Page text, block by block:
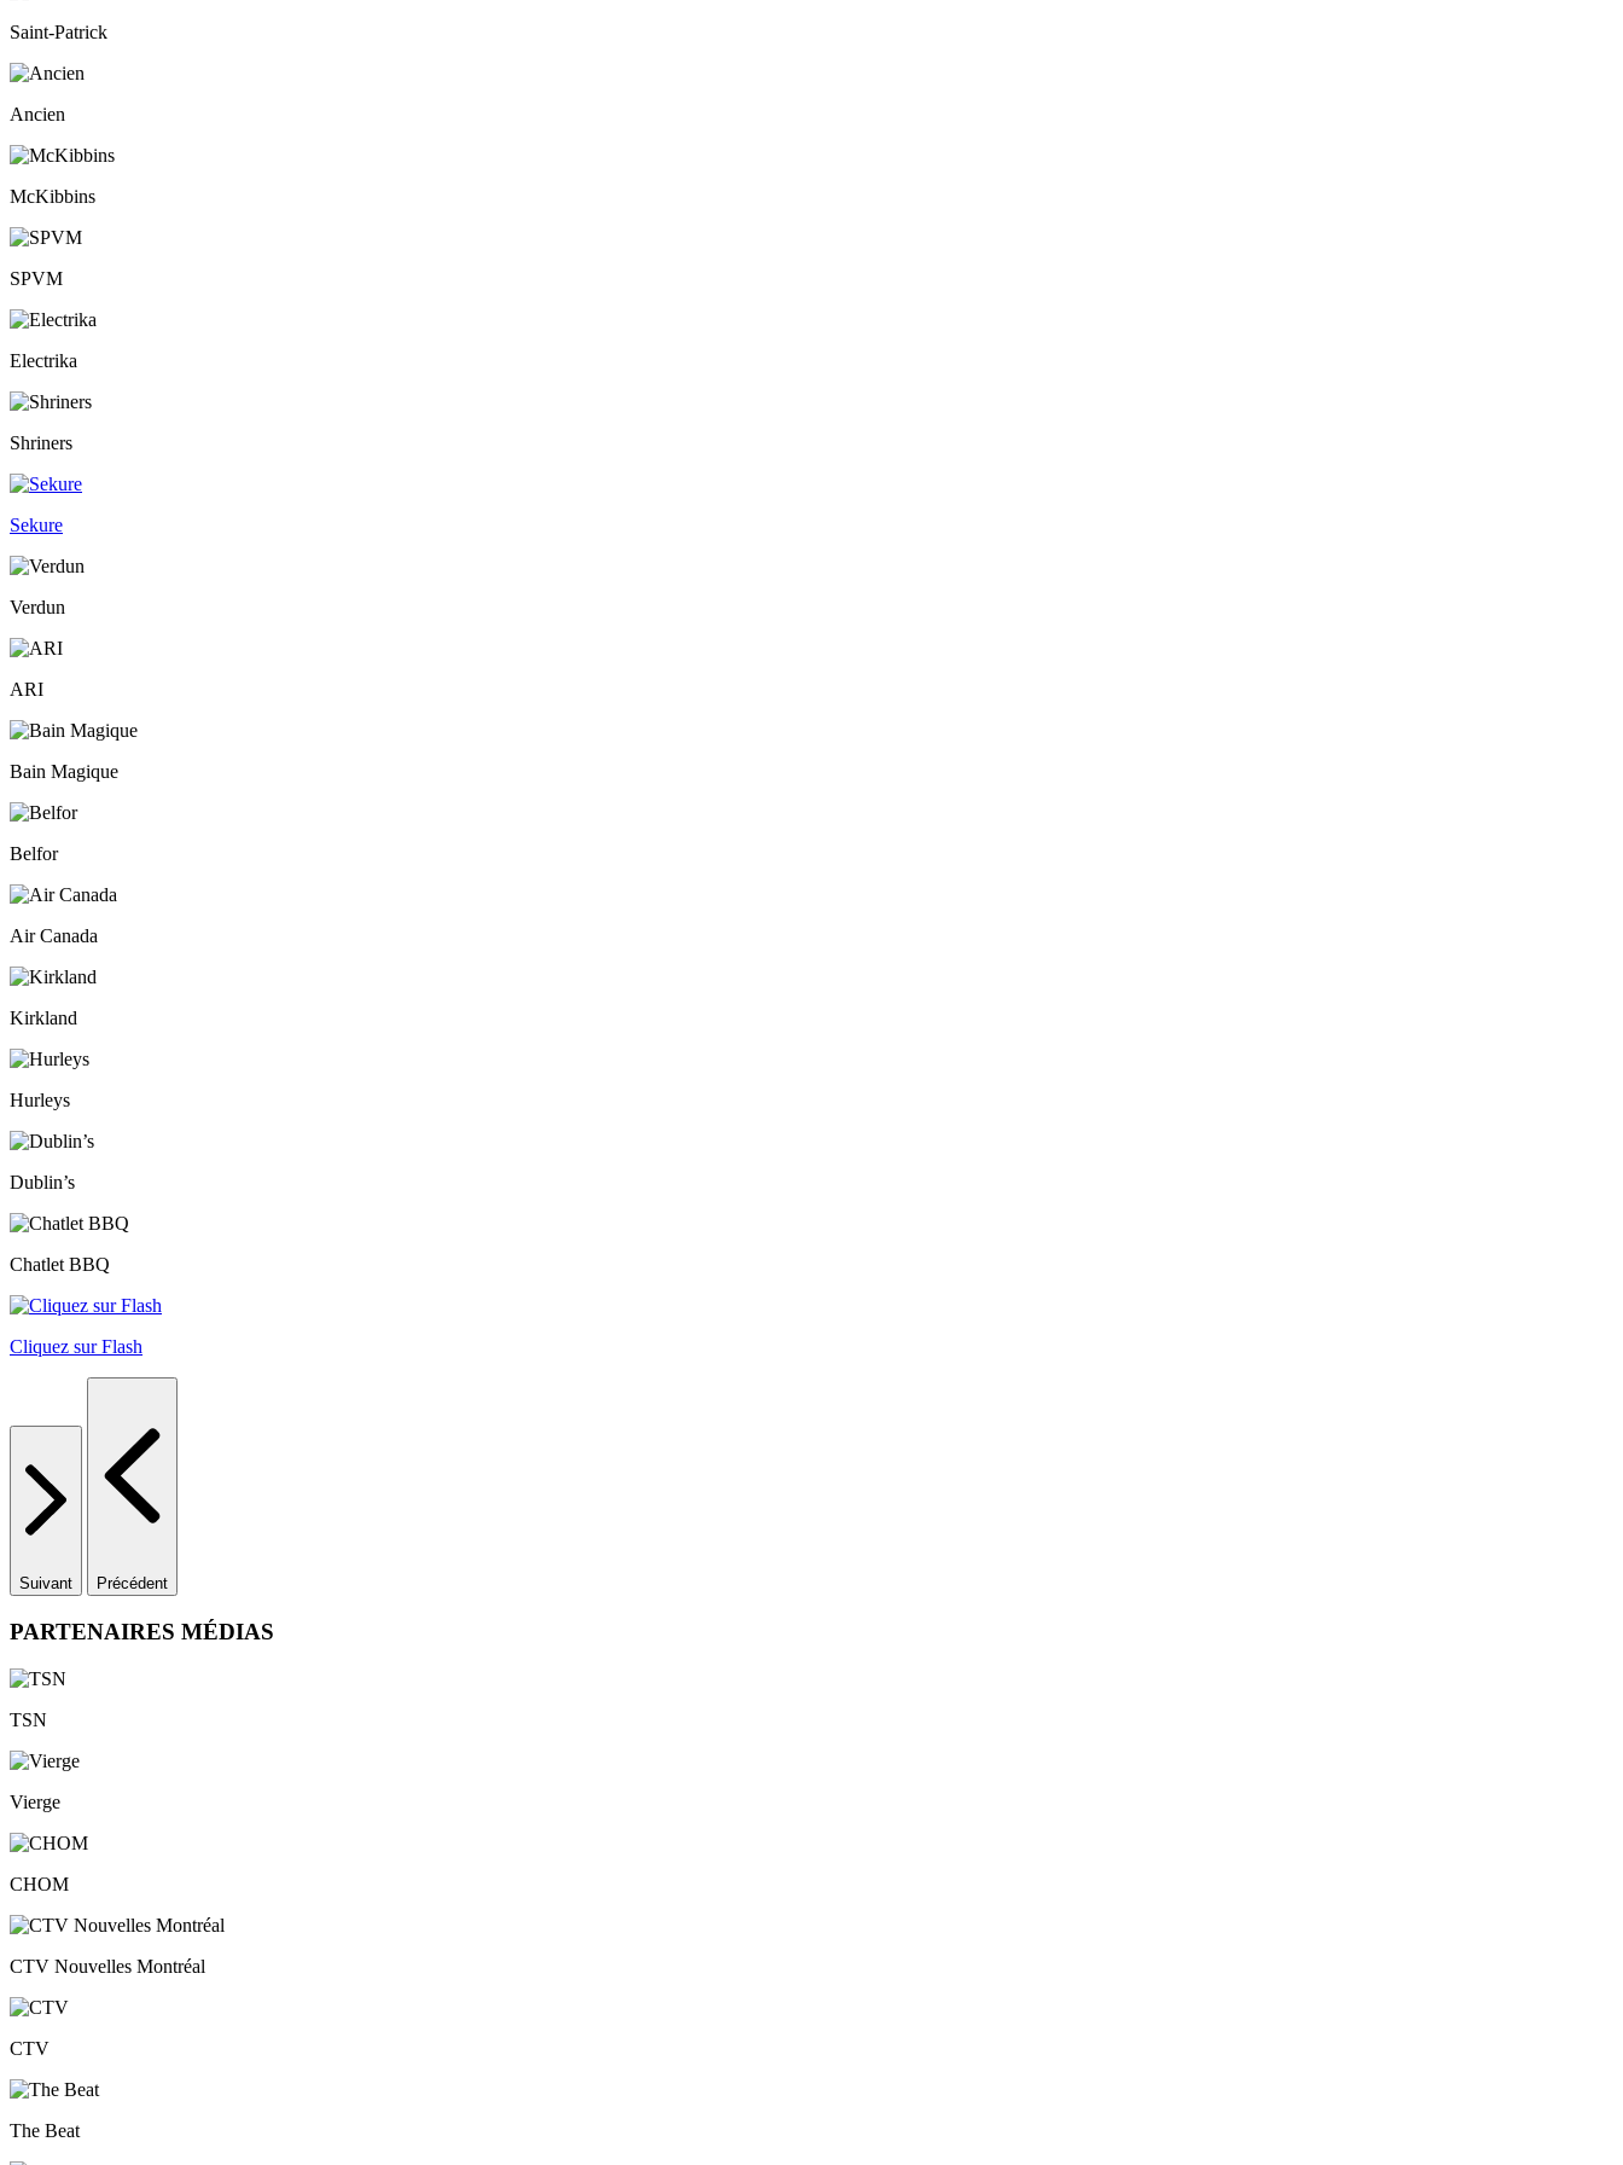
Saint-Patrick
Ancien
McKibbins
SPVM
Electrika
Shriners
Sekure
Verdun
ARI
Bain Magique
Belfor
Air Canada
Kirkland
Hurleys
Dublin’s
Chatlet BBQ
Cliquez sur Flash
Suivant Précédent
PARTENAIRES MÉDIAS
TSN
Vierge
CHOM
CTV Nouvelles Montréal
CTV
The Beat